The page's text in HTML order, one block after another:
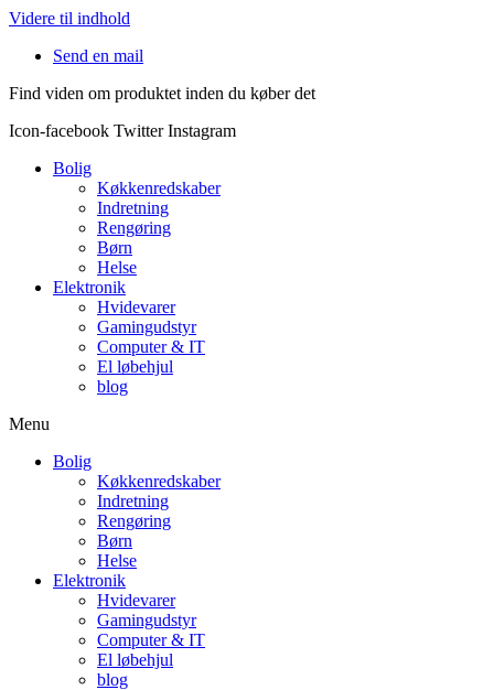
Videre til indhold
Send en mail
Find viden om produktet inden du køber det
Icon-facebook Twitter Instagram
Bolig
Køkkenredskaber
Indretning
Rengøring
Børn
Helse
Elektronik
Hvidevarer
Gamingudstyr
Computer & IT
El løbehjul
blog
Menu
Bolig
Køkkenredskaber
Indretning
Rengøring
Børn
Helse
Elektronik
Hvidevarer
Gamingudstyr
Computer & IT
El løbehjul
blog